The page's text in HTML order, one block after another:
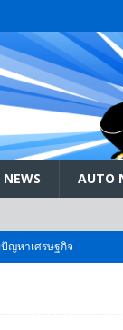
AUTO
ญหาเศรษฐกิจ
มีค. – 5